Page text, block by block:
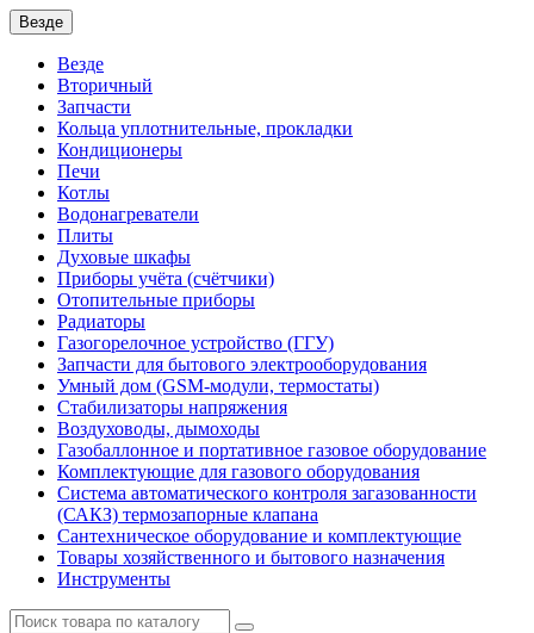
Везде
Везде
Вторичный
Запчасти
Кольца уплотнительные, прокладки
Кондиционеры
Печи
Котлы
Водонагреватели
Плиты
Духовые шкафы
Приборы учёта (счётчики)
Отопительные приборы
Радиаторы
Газогорелочное устройство (ГГУ)
Запчасти для бытового электрооборудования
Умный дом (GSM-модули, термостаты)
Cтабилизаторы напряжения
Воздуховоды, дымоходы
Газобаллонное и портативное газовое оборудование
Комплектующие для газового оборудования
Система автоматического контроля загазованности
(САКЗ) термозапорные клапана
Сантехническое оборудование и комплектующие
Товары хозяйственного и бытового назначения
Инструменты